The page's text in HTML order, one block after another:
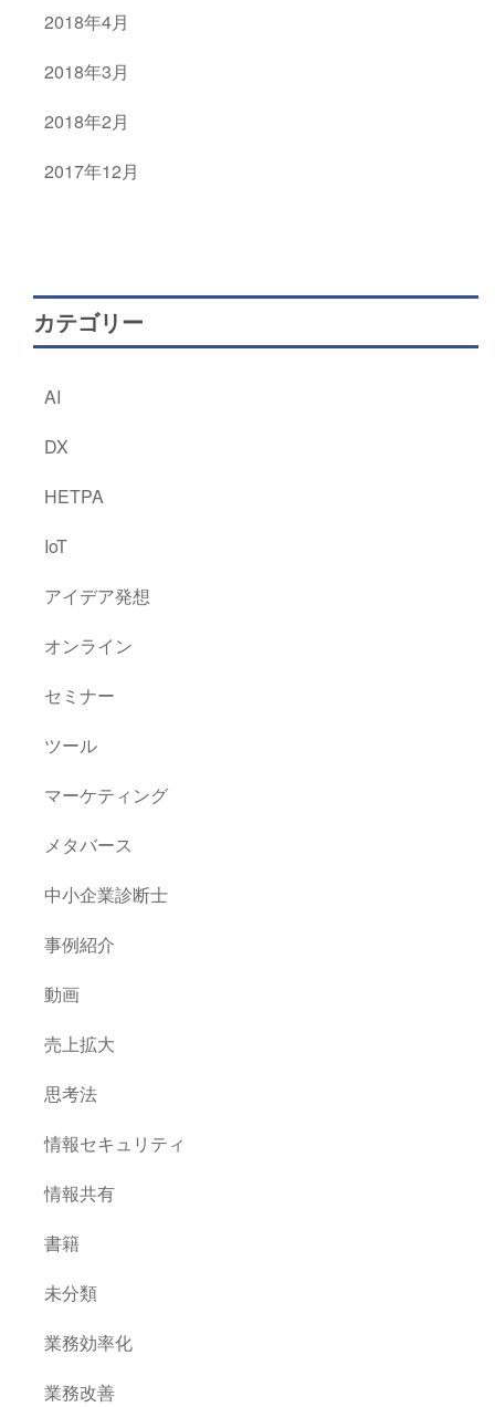
2018年4月
2018年3月
2018年2月
2017年12月
カテゴリー
AI
DX
HETPA
IoT
アイデア発想
オンライン
セミナー
ツール
マーケティング
メタバース
中小企業診断士
事例紹介
動画
売上拡大
思考法
情報セキュリティ
情報共有
書籍
未分類
業務効率化
業務改善